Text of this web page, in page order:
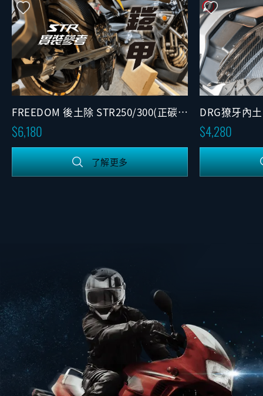
FREEDOM 後土除 STR250/300(正碳纖
維)6,180
了解更多
DRG獠牙內
4,280